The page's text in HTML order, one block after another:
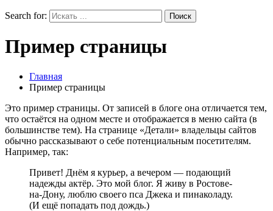
Search for:
Пример страницы
Главная
Пример страницы
Это пример страницы. От записей в блоге она отличается тем,
что остаётся на одном месте и отображается в меню сайта (в
большинстве тем). На странице «Детали» владельцы сайтов
обычно рассказывают о себе потенциальным посетителям.
Например, так:
Привет! Днём я курьер, а вечером — подающий
надежды актёр. Это мой блог. Я живу в Ростове-
на-Дону, люблю своего пса Джека и пинаколаду.
(И ещё попадать под дождь.)